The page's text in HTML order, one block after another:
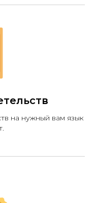
на нужный вам язык